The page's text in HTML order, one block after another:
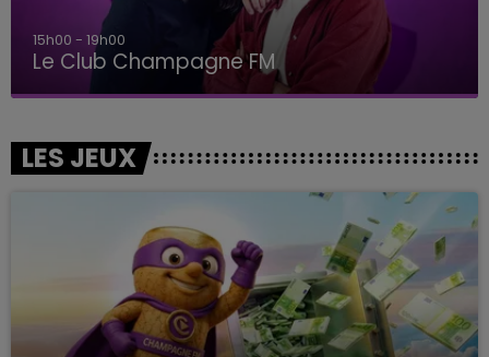
15h00 - 19h00
Le Club Champagne FM
LES JEUX